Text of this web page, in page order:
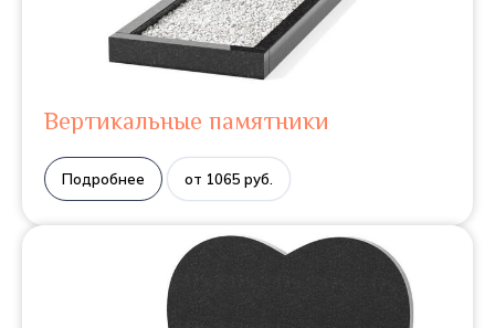
Вертикальные памятники
Подробнее от 1065 руб.